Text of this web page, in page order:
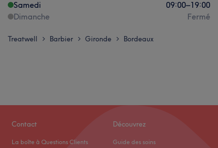
Samedi
09:00–19:00
Dimanche
Fermé
Treatwell > Barbier > Gironde > Bordeaux
Contact
La boîte à Questions Clients
Découvrez
Guide des soins